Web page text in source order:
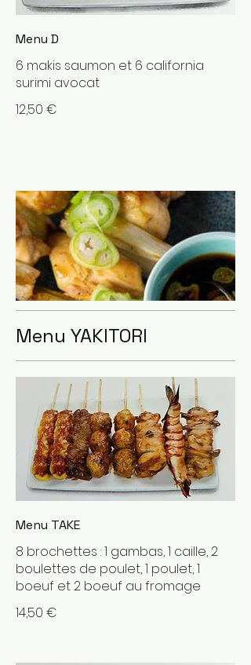
Menu D
6 makis saumon et 6 california
surimi avocat
12,50 €
Menu YAKITORI
Menu TAKE
8 brochettes : 1 gambas, 1 caille, 2
boulettes de poulet, 1 poulet, 1
boeuf et 2 boeuf au fromage
14,50 €